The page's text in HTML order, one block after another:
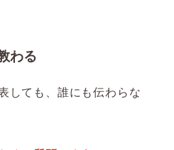
わる
しても、誰にも伝わらな